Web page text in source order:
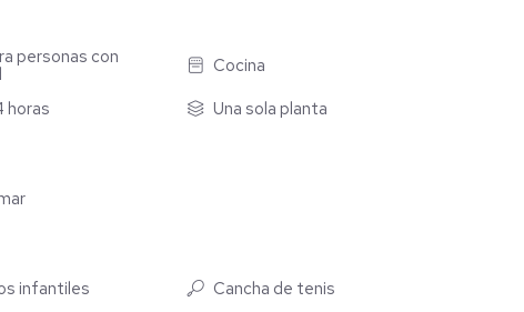
personas con
Cocina
horas Una sola planta
infantiles
Cancha de tenis